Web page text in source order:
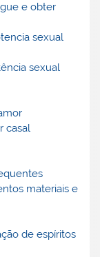
e obter
sexual
sexual
casal
materiais e
de espíritos